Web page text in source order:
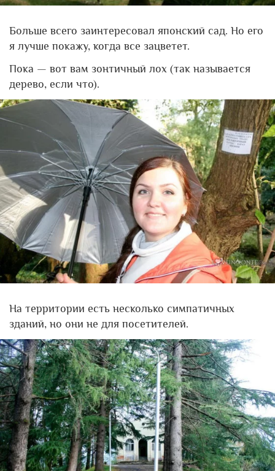
Больше всего заинтересовал японский сад. Но его
я лучше покажу, когда все зацветет.
Пока — вот вам зонтичный лох (так называется
дерево, если что).
На территории есть несколько симпатичных
зданий, но они не для посетителей.